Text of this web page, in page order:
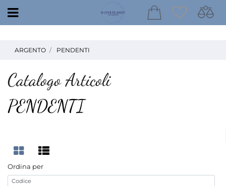
Open
ARGENTO PENDENTI
Catalogo Articoli
PENDENTI
Ordina per